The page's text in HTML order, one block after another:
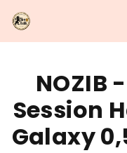
na
obsah
NOZIB
Session
Galaxy